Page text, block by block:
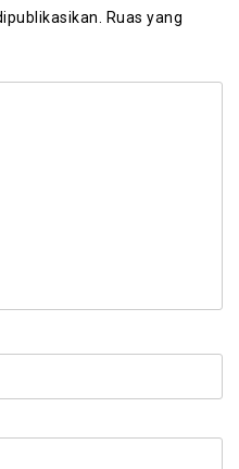
Ruas yang